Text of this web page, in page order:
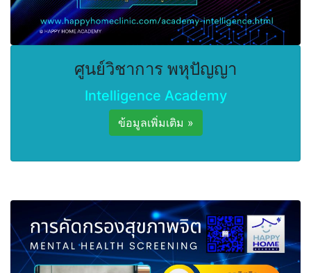
ศูนย์วิชาการ พหุปัญญา
Intelligence Academy
ข้อมูลเพิ่มเติม »